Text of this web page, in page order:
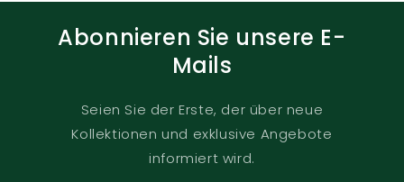
Abonnieren Sie unsere E-
Mails
Seien Sie der Erste, der über neue
Kollektionen und exklusive Angebote
informiert wird.